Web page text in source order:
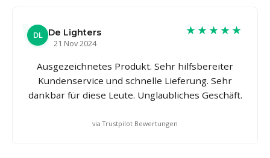
DL De Lighters
21 Nov 2024
★★★★★
Ausgezeichnetes Produkt. Sehr hilfsbereiter
Kundenservice und schnelle Lieferung. Sehr
dankbar für diese Leute. Unglaubliches Geschäft.
via Trustpilot Bewertungen